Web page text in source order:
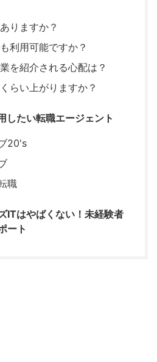
りますか？
利用可能ですか？
を紹介される心配は？
らい上がりますか？
したい転職エージェント
20's
職
ITはやばくない！未経験者
ート